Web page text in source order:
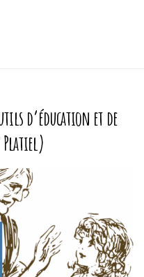
d’éducation et de
Platiel)